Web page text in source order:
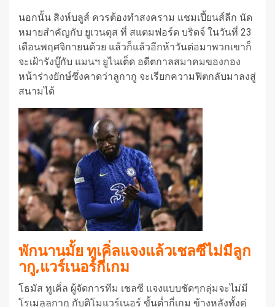
นอกนั้น สิงห์บลูส์ ควรต้องทำสงคราม แชมเปี้ยนส์ลีก นัด
หมายสำคัญกับ ยูเวนตุส ที่ สแตมฟอร์ด บริดจ์ ในวันที่ 23
เดือนพฤศจิกายนด้วย แล้วก็แล้วอีกห้าวันต่อมาพวกเขาก็
จะเฝ้ารังบู๊กับ แมนฯ ยูไนเต็ด อดีตกาลสมาคมของกอง
หน้าร่างยักษ์ซึ่งคาดว่าลูกากู จะเรียกความฟิตกลับมาลงสู่
สนามได้
พักนานมั้ย ทูเคิ่ลแจงแล้วเชลซีไม่มีลูก
ากู,แวร์เนอร์กี่เกม
โธมัส ทูเคิ่ล ผู้จัดการทีม เชลซี แจงแบบชัดๆกลุ่มจะไม่มี
โรเมลูลูกากู กับติโมแวร์เนอร์ ขั้นต่ำกี่เกม ข้างหลังทั้งคู่